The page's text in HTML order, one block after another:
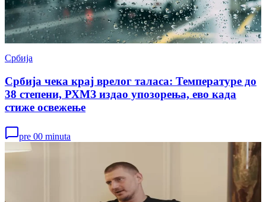
Србија
Србија чека крај врелог таласа: Температуре до
38 степени, РХМЗ издао упозорења, ево када
стиже освежење
pre 00 minuta